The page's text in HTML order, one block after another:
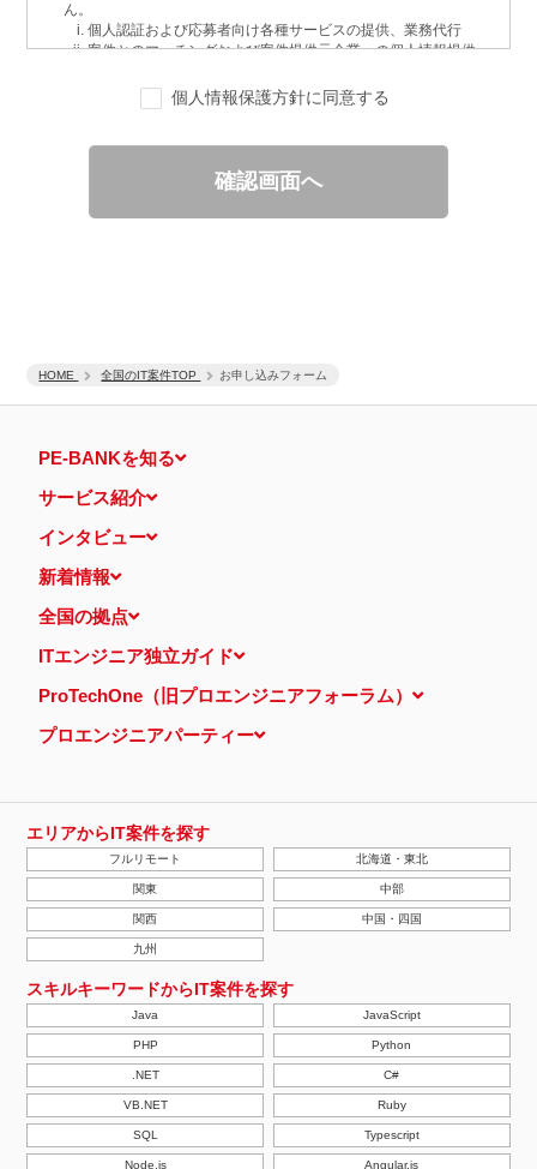
HOME 全国のIT案件TOP お申し込みフォーム
ん。
個人認証および応募者向け各種サービスの提供、業務代行
案件とのマッチングおよび案件提供元企業への個人情報提供
サービスに関するご意見、お問い合わせへの回答
ご要望の分析、各種統計データの算出と分析
当社運営のウェブサイト訪問前にクリックされている広告の情
報（クリック日や広告掲載サイトなど）を取得のうえ、情報と
照合して広告効果を測定
個人情報の第三者提供について
的の通知・開示・内容の訂正・追加または削除・利用の停止・消去
認定個人情報保護団体の名称および、苦情の解決の申出先
一般社団法人日本個人情報管理協会（JAPiCO）
相談・苦情受付窓口
ル泉岳寺前
本人が容易に認識できない方法による個人情報の取得
当ウェブサイトでは、広告配信事業者が提供するプログラムを利用
し、特定のサイトにおいて行動ターゲティング広告（サイト閲覧情
報などをもとにユーザーの興味・関心にあわせて広告を配信する広
告手法）を行っております。 その際、ユーザーのサイト訪問履歴
情報を採取するためCookieを使用しています（ただし、個人を特
定・識別できるような情報は一切含まれておりません）。
正、その他個人情報の安全管理のために必要かつ適切な措置を講じ
ます。
当社の個人情報の取扱いに関する苦情、相談等の問合せ先
株式会社ＰＥ－ＢＡＮＫ 個人情報相談窓口
FAX：03-3446-4180
Email：privacy@mcea.co.jp
【2019年10月7日 改訂】
個人情報保護方針に同意する
確認画面へ
PE-BANKを知る
サービス紹介
インタビュー
新着情報
全国の拠点
ITエンジニア独立ガイド
ProTechOne（旧プロエンジニアフォーラム）
プロエンジニアパーティー
エリアからIT案件を探す
フルリモート 北海道・東北
関東 中部
関西 中国・四国
九州
スキルキーワードからIT案件を探す
Java JavaScript
PHP Python
.NET C#
VB.NET Ruby
SQL Typescript
Node.js Angular.js